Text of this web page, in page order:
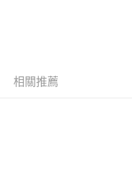
相關推薦